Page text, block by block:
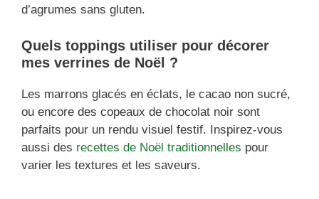
d’agrumes sans gluten.
Quels toppings utiliser pour décorer
mes verrines de Noël ?
Les marrons glacés en éclats, le cacao non sucré,
ou encore des copeaux de chocolat noir sont
parfaits pour un rendu visuel festif. Inspirez-vous
aussi des recettes de Noël traditionnelles pour
varier les textures et les saveurs.